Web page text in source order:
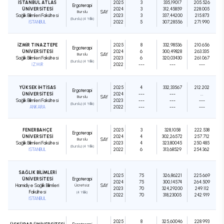
İSTANBUL ATLAS
ÜNİVERSİTESİ
Sağlık Bilimleri Fakültesi
İSTANBUL
Ergoterapi
Burslu
(Burslu) (4 Yıllık)
SAY
2025
2024
2023
2022
3
3
3
5
335,19017
312,45859
337,44200
307,28556
205.526
228.005
215.873
271.990
İZMİR TINAZTEPE
ÜNİVERSİTESİ
Sağlık Bilimleri Fakültesi
İZMİR
Ergoterapi
Burslu
(Burslu) (4 Yıllık)
SAY
2025
2024
2023
2022
8
6
6
---
332,98536
300,49828
320,03430
---
210.656
263.335
261.067
---
YÜKSEK İHTİSAS
ÜNİVERSİTESİ
Sağlık Bilimleri Fakültesi
ANKARA
Ergoterapi
Burslu
(Burslu) (4 Yıllık)
SAY
2025
2024
2023
2022
4
---
---
---
332,33567
---
---
---
212.202
---
---
FENERBAHÇE
ÜNİVERSİTESİ
Sağlık Bilimleri Fakültesi
İSTANBUL
Ergoterapi
Burslu
(Burslu) (4 Yıllık)
SAY
2025
2024
2023
2022
3
4
4
6
328,1058
302,26572
323,80045
313,68529
222.538
257.712
250.485
254.362
SAĞLIK BİLİMLERİ
ÜNİVERSİTESİ
Hamidiye Sağlık Bilimleri
Fakültesi
İSTANBUL
Ergoterapi
Ücretsiz
(4 Yıllık)
SAY
2025
2024
2023
2022
75
75
70
70
326,86221
300,14574
324,29200
318,23005
225.669
264.509
249.112
242.919
2025 8 325,60046 228.993